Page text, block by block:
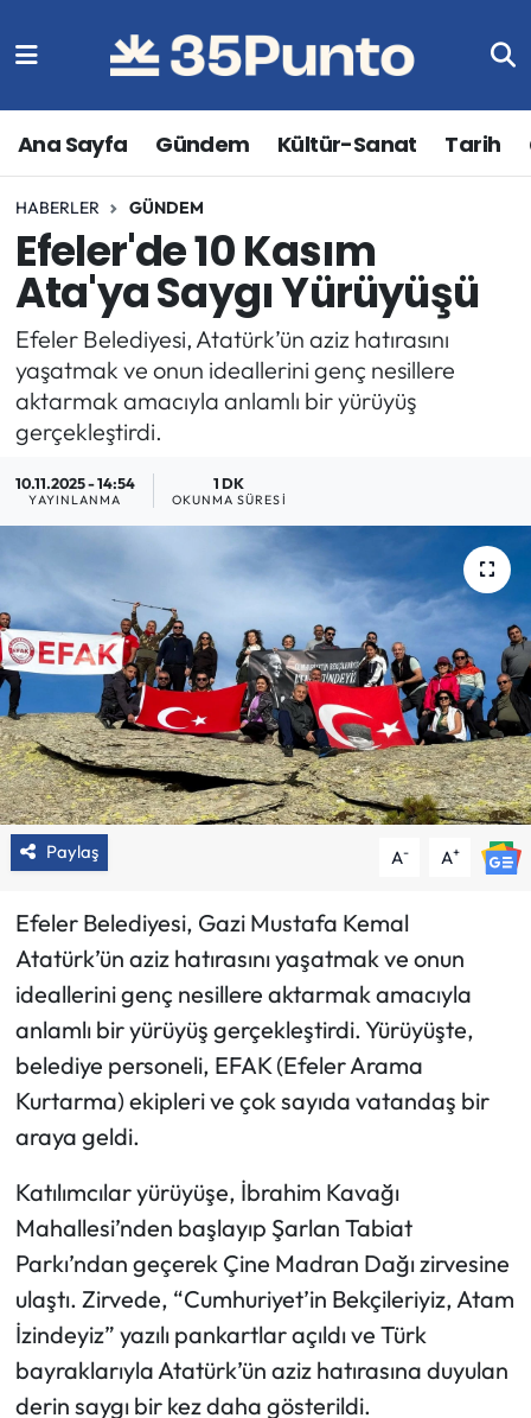
Ana Sayfa Gündem Kültür-Sanat Tarih
HABERLER GÜNDEM
Efeler'de 10 Kasım
Ata'ya Saygı Yürüyüşü
Efeler Belediyesi, Atatürk’ün aziz hatırasını
yaşatmak ve onun ideallerini genç nesillere
aktarmak amacıyla anlamlı bir yürüyüş
gerçekleştirdi.
10.11.2025 - 14:54
YAYINLANMA
1 DK
OKUNMA SÜRESI
Paylaş A- A+
Efeler Belediyesi, Gazi Mustafa Kemal
Atatürk’ün aziz hatırasını yaşatmak ve onun
ideallerini genç nesillere aktarmak amacıyla
anlamlı bir yürüyüş gerçekleştirdi. Yürüyüşte,
belediye personeli, EFAK (Efeler Arama
Kurtarma) ekipleri ve çok sayıda vatandaş bir
araya geldi.
Katılımcılar yürüyüşe, İbrahim Kavağı
Mahallesi’nden başlayıp Şarlan Tabiat
Parkı’ndan geçerek Çine Madran Dağı zirvesine
ulaştı. Zirvede, “Cumhuriyet’in Bekçileriyiz, Atam
İzindeyiz” yazılı pankartlar açıldı ve Türk
bayraklarıyla Atatürk’ün aziz hatırasına duyulan
derin saygı bir kez daha gösterildi.